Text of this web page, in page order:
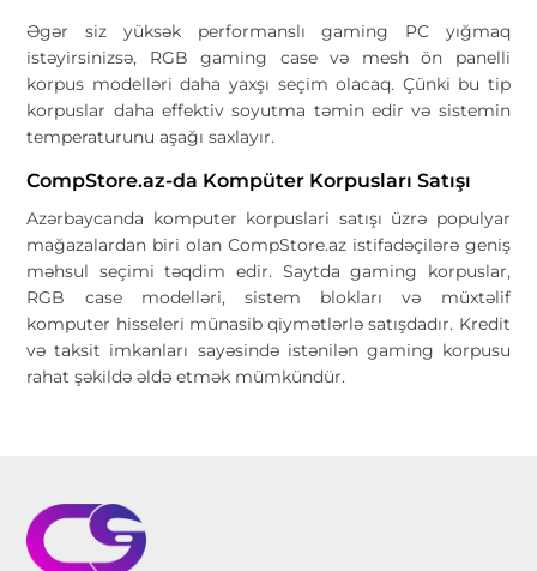
Əgər siz yüksək performanslı gaming PC yığmaq
istəyirsinizsə, RGB gaming case və mesh ön panelli
korpus modelləri daha yaxşı seçim olacaq. Çünki bu tip
korpuslar daha effektiv soyutma təmin edir və sistemin
temperaturunu aşağı saxlayır.
CompStore.az-da Kompüter Korpusları Satışı
Azərbaycanda komputer korpuslari satışı üzrə populyar
mağazalardan biri olan CompStore.azistifadəçilərə geniş
məhsul seçimi təqdim edir. Saytda gaming korpuslar,
RGB case modelləri, sistem blokları və müxtəlif
komputer hisseleri münasib qiymətlərlə satışdadır. Kredit
və taksit imkanları sayəsində istənilən gaming korpusu
rahat şəkildə əldə etmək mümkündür.